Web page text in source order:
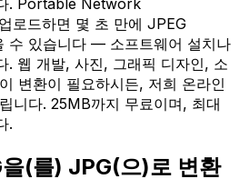
. Portable Network
로드하면 몇 초 만에 JPEG
수 있습니다 — 소프트웨어 설치나
. 웹 개발, 사진, 그래픽 디자인, 소
변환이 필요하시든, 저희 온라인
니다. 25MB까지 무료이며, 최대
.
(를) JPG(으)로 변환